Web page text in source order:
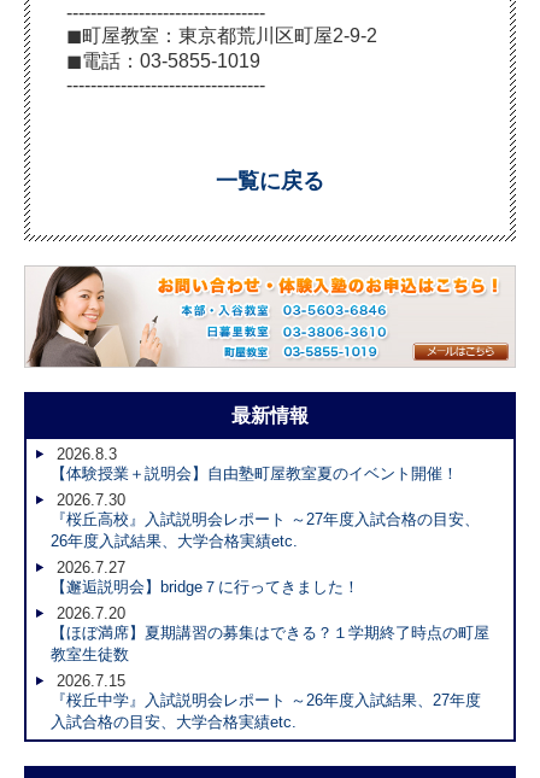
---------------------------------
◼︎町屋教室：東京都荒川区町屋2-9-2
◼︎電話：03-5855-1019
---------------------------------
一覧に戻る
最新情報
2026.8.3
【体験授業＋説明会】自由塾町屋教室夏のイベント開催！
2026.7.30
『桜丘高校』入試説明会レポート ～27年度入試合格の目安、
26年度入試結果、大学合格実績etc.
2026.7.27
【邂逅説明会】bridge７に行ってきました！
2026.7.20
【ほぼ満席】夏期講習の募集はできる？１学期終了時点の町屋
教室生徒数
2026.7.15
『桜丘中学』入試説明会レポート ～26年度入試結果、27年度
入試合格の目安、大学合格実績etc.